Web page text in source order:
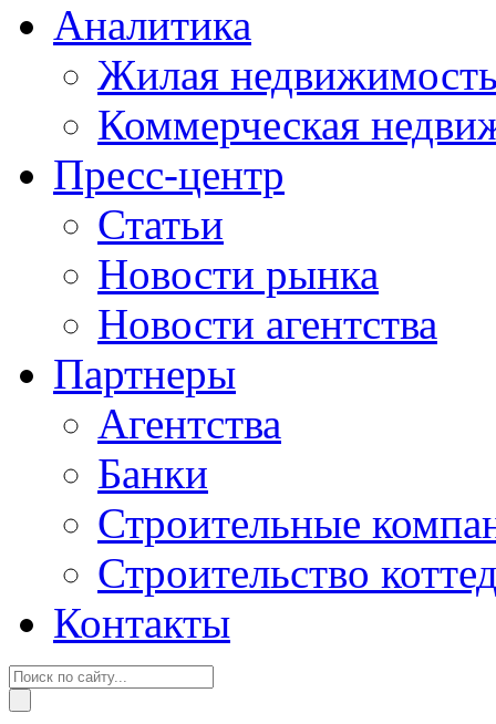
Аналитика
Жилая
Коммерческая
Пресс-центр
Статьи
Новости рынка
Новости агентства
Партнеры
Агентства
Банки
Строительные
Строительство
Контакты